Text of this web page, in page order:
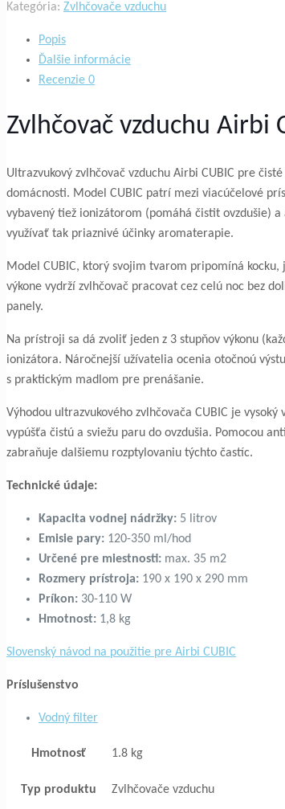
Kategória: Zvlhčovače vzduchu
Popis
Ďalšie informácie
Recenzie 0
Zvlhčovač vzduchu Airbi
Ultrazvukový zvlhčovač vzduchu Airbi CUBIC pre
domácnosti. Model CUBIC patrí mezi viacúčelové
vybavený tiež ionizátorom (pomáhá čistit ovzdušie)
využívať tak priaznivé účinky aromaterapie.
Model CUBIC, ktorý svojim tvarom pripomíná
výkone vydrží zvlhčovač pracovat cez celú noc bez
panely.
Na prístroji sa dá zvoliť jeden z 3 stupňov výkonu
ionizátora. Náročnejší užívatelia ocenia otočnoú
s praktickým madlom pre prenášanie.
Výhodou ultrazvukového zvlhčovača CUBIC je
vypúšťa čistú a sviežu paru do ovzdušia. Pomocou
zabraňuje dalšiemu rozptylovaniu týchto častíc.
Technické údaje:
Kapacita vodnej nádržky: 5 litrov
Emisie pary: 120-350 ml/hod
Určené pre miestnosti: max. 35 m2
Rozmery prístroja: 190 x 190 x 290 mm
Príkon: 30-110 W
Hmotnost: 1,8 kg
Slovenský návod na použitie pre Airbi CUBIC
Príslušenstvo
Vodný filter
Hmotnosť 1.8 kg
Typ produktu Zvlhčovače vzduchu